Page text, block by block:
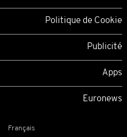
Politique de Cookie
Publicité
Apps
Euronews